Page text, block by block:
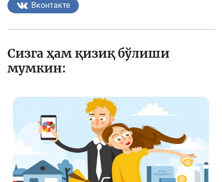
Вконтакте
Сизга ҳам қизиқ бўлиши
мумкин: